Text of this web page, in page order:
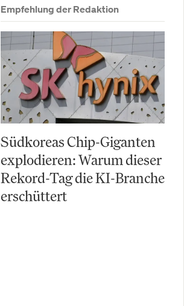
Empfehlung der Redaktion
Südkoreas Chip-Giganten
explodieren: Warum dieser
Rekord-Tag die KI-Branche
erschüttert